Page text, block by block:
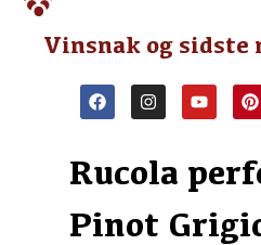
Vinsnak og sidste
Rucola
Pinot